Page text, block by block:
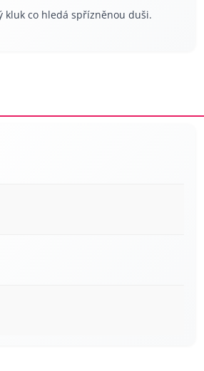
kluk co hledá spřízněnou duši.